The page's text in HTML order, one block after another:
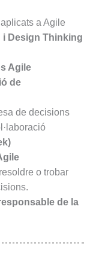
aplicats a Agile
i Design Thinking
Agile
de
de decisions
o trobar
de la